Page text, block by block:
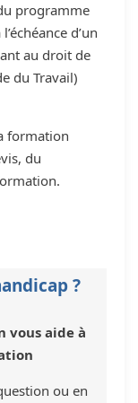
programme
d’un
au droit de
du Travail)
formation
du
?
vous aide à
ou en